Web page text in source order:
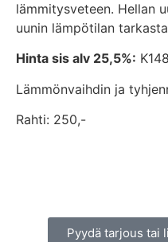
lämmitysveteen. Hellan
uunin lämpötilan
Hinta sis alv 25,5%:
Lämmönvaihdin ja
Rahti: 250,-
Pyydä tarjous tai